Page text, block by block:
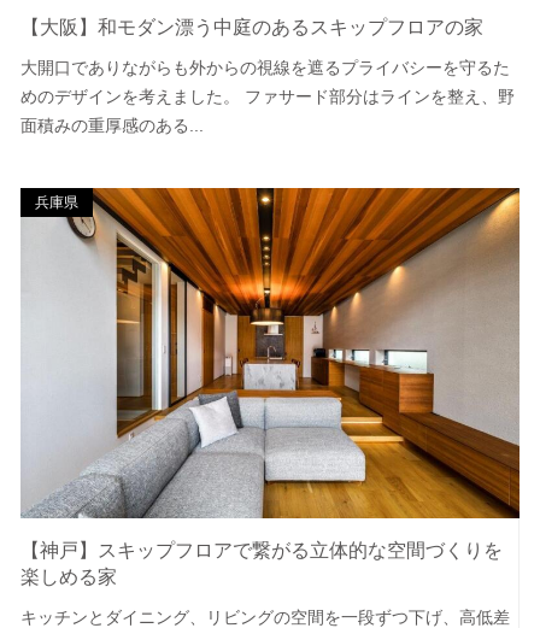
【大阪】和モダン漂う中庭のあるスキップフロアの家
大開口でありながらも外からの視線を遮るプライバシーを守るた
めのデザインを考えました。 ファサード部分はラインを整え、野
面積みの重厚感のある...
兵庫県
【神戸】スキップフロアで繋がる立体的な空間づくりを
楽しめる家
キッチンとダイニング、リビングの空間を一段ずつ下げ、高低差